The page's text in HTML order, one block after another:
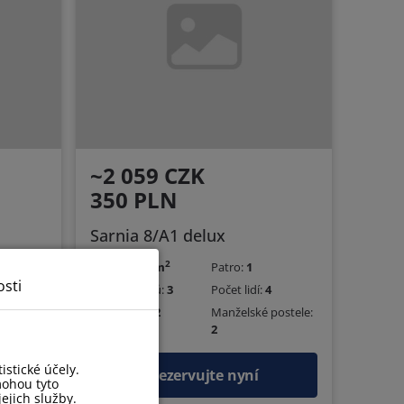
~2 059 CZK
350 PLN
Sarnia 8/A1 delux
60 m2 Patro: 1
Počet pokojů:3 Počet lidí:4
Jednolůžka:2
Manželské postele:
2
Rezervujte nyní
účely.
tyto
služby.